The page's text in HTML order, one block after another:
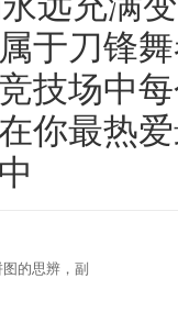
于刀锋
技场中
你最热
的思辨，副